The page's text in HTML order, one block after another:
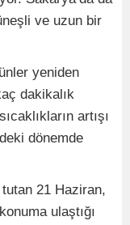
ve uzun bir
yeniden
dakikalık
artışı
dönemde
21 Haziran,
ulaştığı